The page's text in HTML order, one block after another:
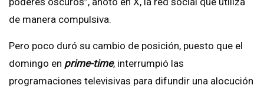
de manera compulsiva.
Pero poco duró su cambio de posición, puesto que el
domingo en prime-time, interrumpió las
programaciones televisivas para difundir una alocución